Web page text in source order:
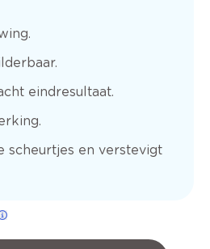
eindresultaat.
scheurtjes en verstevigt